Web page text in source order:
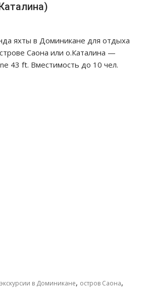
яхты в Доминикане для отдыха
Саона или о.Каталина —
43 ft. Вместимость до 10 чел.
в Доминикане, остров Саона,